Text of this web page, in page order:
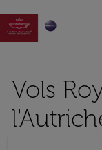

Vols